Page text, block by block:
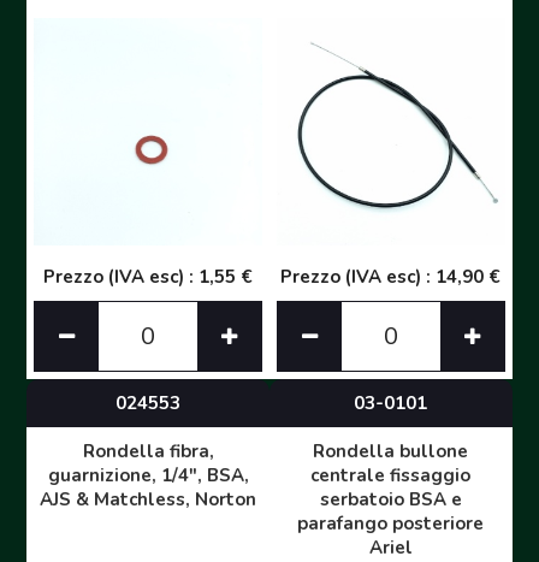
Prezzo (IVA esc) : 1,55 € Prezzo (IVA esc) : 14,90 €
024553
Rondella fibra,
guarnizione, 1/4", BSA,
AJS & Matchless, Norton
03-0101
Rondella bullone
centrale fissaggio
serbatoio BSA e
parafango posteriore
Ariel